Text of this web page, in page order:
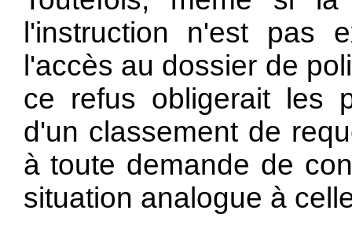
l'instruction n'est pas
l'accès au dossier de
ce refus obligerait les
d'un classement de
à toute demande de
situation analogue à